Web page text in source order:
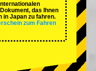
das Ihnen
in Japan zu fahren.
zum Fahren